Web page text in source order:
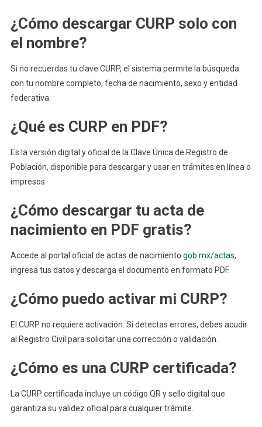
¿Cómo descargar CURP solo con
el nombre?
Si no recuerdas tu clave CURP, el sistema permite la búsqueda
con tu nombre completo, fecha de nacimiento, sexo y entidad
federativa.
¿Qué es CURP en PDF?
Es la versión digital y oficial de la Clave Única de Registro de
Población, disponible para descargar y usar en trámites en línea o
impresos.
¿Cómo descargar tu acta de
nacimiento en PDF gratis?
Accede al portal oficial de actas de nacimiento gob.mx/actas,
ingresa tus datos y descarga el documento en formato PDF.
¿Cómo puedo activar mi CURP?
El CURP no requiere activación. Si detectas errores, debes acudir
al Registro Civil para solicitar una corrección o validación.
¿Cómo es una CURP certificada?
La CURP certificada incluye un código QR y sello digital que
garantiza su validez oficial para cualquier trámite.